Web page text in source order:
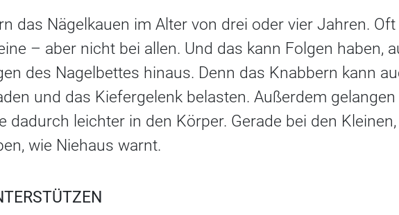
das Nägelkauen im Alter von drei oder vier Jahren. Oft
– aber nicht bei allen. Und das kann Folgen haben,
des Nagelbettes hinaus. Denn das Knabbern kann
und das Kiefergelenk belasten. Außerdem gelangen
dadurch leichter in den Körper. Gerade bei den
wie Niehaus warnt.